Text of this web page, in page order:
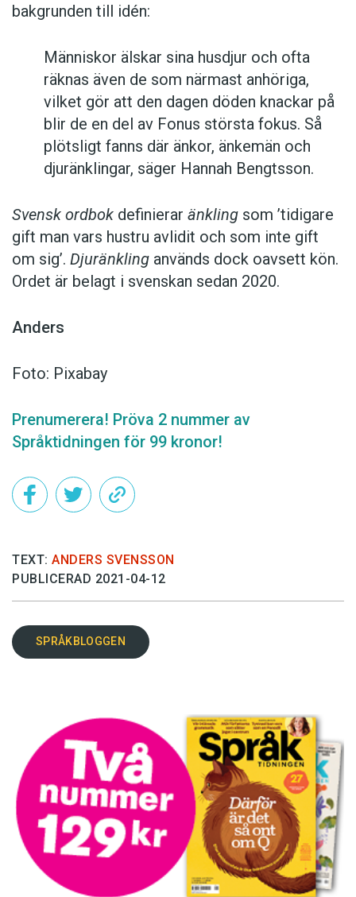
bakgrunden till idén:
Människor älskar sina husdjur och ofta
räknas även de som närmast anhöriga,
vilket gör att den dagen döden knackar på
blir de en del av Fonus största fokus. Så
plötsligt fanns där änkor, änkemän och
djuränklingar, säger Hannah Bengtsson.
Svensk ordbok definierar änkling som ’tidigare
gift man vars hustru av­lidit och som inte gift
om sig’. Djuränkling används dock oavsett kön.
Ordet är belagt i svenskan sedan 2020.
Anders
Foto: Pixabay
Prenumerera! Pröva 2 nummer av
Språktidningen för 99 kronor!
TEXT: ANDERS SVENSSON
PUBLICERAD 2021-04-12
SPRÅKBLOGGEN